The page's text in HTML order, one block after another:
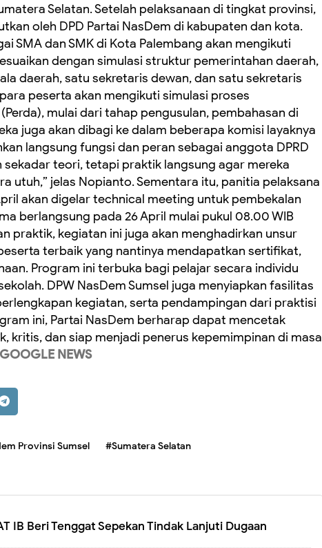
Selatan. Setelah pelaksanaan di tingkat provinsi,
oleh DPD Partai NasDem di kabupaten dan kota.
SMA dan SMK di Kota Palembang akan mengikuti
dengan simulasi struktur pemerintahan daerah,
daerah, satu sekretaris dewan, dan satu sekretaris
peserta akan mengikuti simulasi proses
mulai dari tahap pengusulan, pembahasan di
juga akan dibagi ke dalam beberapa komisi layaknya
langsung fungsi dan peran sebagai anggota DPRD
sekadar teori, tetapi praktik langsung agar mereka
utuh,” jelas Nopianto. Sementara itu, panitia pelaksana
akan digelar technical meeting untuk pembekalan
berlangsung pada 26 April mulai pukul 08.00 WIB
praktik, kegiatan ini juga akan menghadirkan unsur
terbaik yang nantinya mendapatkan sertifikat,
Program ini terbuka bagi pelajar secara individu
DPW NasDem Sumsel juga menyiapkan fasilitas
kegiatan, serta pendampingan dari praktisi
ini, Partai NasDem berharap dapat mencetak
kritis, dan siap menjadi penerus kepemimpinan di masa
GOOGLE NEWS
Provinsi Sumsel #Sumatera Selatan
IB Beri Tenggat Sepekan Tindak Lanjuti Dugaan